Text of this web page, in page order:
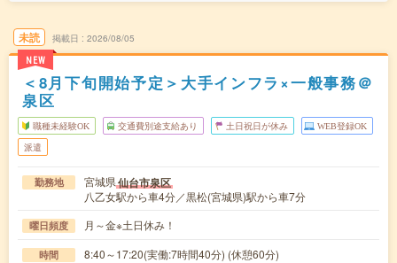
未読
NEW
掲載日 2026/08/05
＜8月下旬開始予定＞大手インフラ×一般事務＠
泉区
職種未経験OK 交通費別途支給あり 土日祝日が休み WEB登録OK
派遣
勤務地 宮城県仙台市泉区
八乙女駅から車4分／黒松(宮城県)駅から車7分
曜日頻度 月～金※土日休み！
時間 8:40～17:20(実働:7時間40分) (休憩60分)